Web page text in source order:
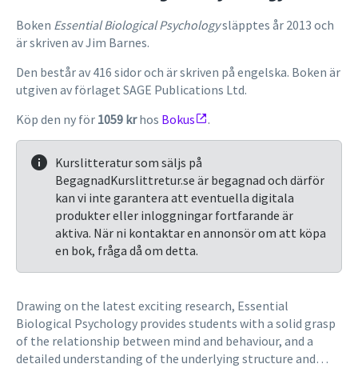
Boken Essential Biological Psychologysläpptes år 2013 och
är skriven av Jim Barnes.
Den består av 416 sidor och är skriven på engelska. Boken är
utgiven av förlaget SAGE Publications Ltd.
Köp den ny för 1059 krhos Bokus .
Kurslitteratur som säljs på
BegagnadKurslittretur.se är begagnad och därför
kan vi inte garantera att eventuella digitala
produkter eller inloggningar fortfarande är
aktiva. När ni kontaktar en annonsör om att köpa
en bok, fråga då om detta.
Drawing on the latest exciting research, Essential
Biological Psychology provides students with a solid grasp
of the relationship between mind and behaviour, and a
detailed understanding of the underlying structure and